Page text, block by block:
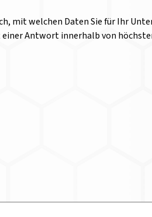
mit welchen Daten Sie für Ihr
Antwort innerhalb von